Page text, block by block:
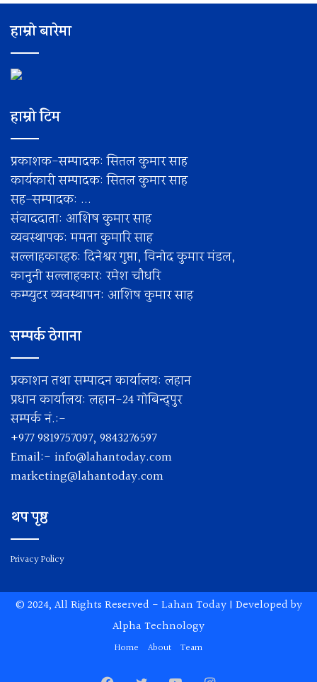
हाम्रो बारेमा
हाम्रो टिम
प्रकाशक-सम्पादक: सितल कुमार साह
कार्यकारी सम्पादक: सितल कुमार साह
सह–सम्पादक: ...
संवाददाता: आशिष कुमार साह
व्यवस्थापक: ममता कुमारि साह
सल्लाहकारहरु: दिनेश्वर गुप्ता, विनोद कुमार मंडल,
कानुनी सल्लाहकार: रमेश चाैधरि
कम्प्युटर व्यवस्थापन: आशिष कुमार साह
सम्पर्क ठेगाना
प्रकाशन तथा सम्पादन कार्यालय: लहान
प्रधान कार्यालय: लहान-24 गोबिन्द्पुर
सम्पर्क नं.:-
+977 9819757097, 9843276597
Email:- info@lahantoday.com
marketing@lahantoday.com
थप पृष्ठ
Privacy Policy
© 2024, All Rights Reserved - Lahan Today| Developed by
Alpha Technology
Home About Team